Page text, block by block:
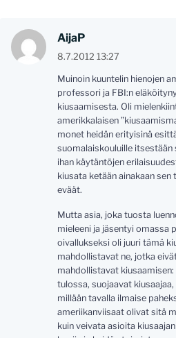
AijaP
8.7.2012 13:27
Muinoin kuuntelin hienojen
professori ja FBI:n
kiusaamisesta. Oli
amerikkalaisen
monet heidän erityisinä
suomalaiskouluille
ihan käytäntöjen
kiusata ketään ainakaan
eväät.
Mutta asia, joka tuosta
mieleeni ja jäsentyi omassa
oivallukseksi oli juuri tämä
mahdollistavat ne, jotka
mahdollistavat
tulossa, suojaavat
millään tavalla ilmaise
ameriikanviisaat olivat sitä
kuin veivata asioita